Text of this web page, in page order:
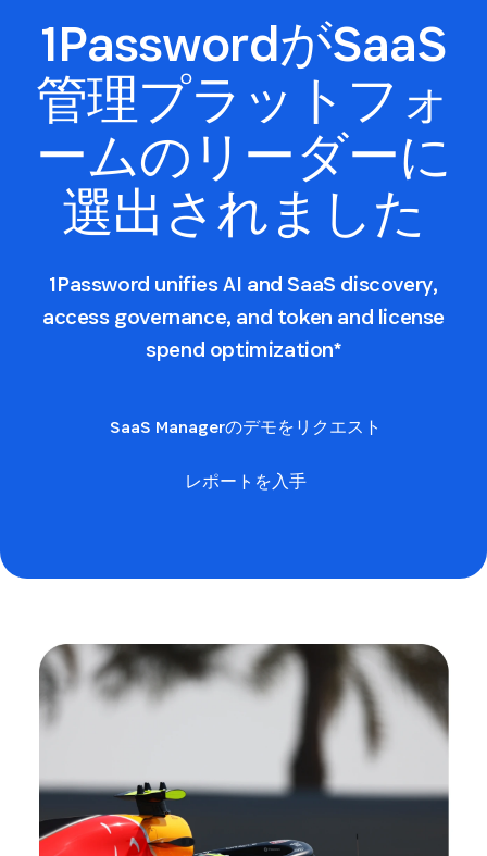
1PasswordがSaaS
管理プラットフォ
ームのリーダーに
選出されました
1Password unifies AI and SaaS discovery,
access governance, and token and license
spend optimization*
SaaS Managerのデモをリクエスト
レポートを入手